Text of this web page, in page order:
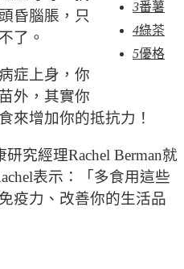
3番薯
4綠茶
5優格
昏腦脹，只
了。
症上身，你
外，其實你
來增加你的抵抗力！
研究經理Rachel Berman就
表示：「多食用這些
疫力、改善你的生活品